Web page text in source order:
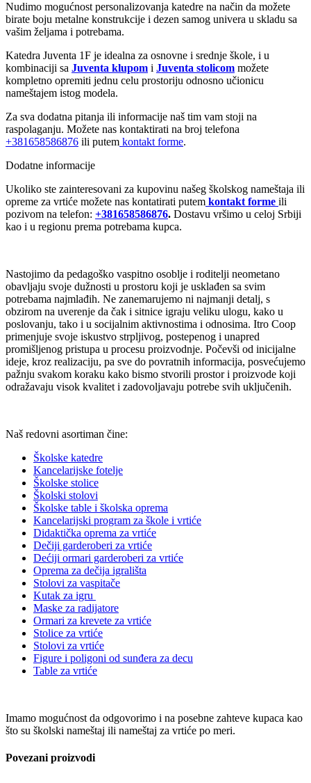
Nudimo mogućnost personalizovanja katedre na način da možete
birate boju metalne konstrukcije i dezen samog univera u skladu sa
vašim željama i potrebama.
Katedra Juventa 1F je idealna za osnovne i srednje škole, i u
kombinaciji sa Juventa klupom i Juventa stolicom možete
kompletno opremiti jednu celu prostoriju odnosno učionicu
nameštajem istog modela.
Za sva dodatna pitanja ili informacije naš tim vam stoji na
raspolaganju. Možete nas kontaktirati na broj telefona
+381658586876 ili putem kontakt forme.
Dodatne informacije
Ukoliko ste zainteresovani za kupovinu našeg školskog nameštaja ili
opreme za vrtiće možete nas kontatirati putem kontakt forme ili
pozivom na telefon: +381658586876. Dostavu vršimo u celoj Srbiji
kao i u regionu prema potrebama kupca.
Nastojimo da pedagoško vaspitno osoblje i roditelji neometano
obavljaju svoje dužnosti u prostoru koji je usklađen sa svim
potrebama najmlađih. Ne zanemarujemo ni najmanji detalj, s
obzirom na uverenje da čak i sitnice igraju veliku ulogu, kako u
poslovanju, tako i u socijalnim aktivnostima i odnosima. Itro Coop
primenjuje svoje iskustvo strpljivog, postepenog i unapred
promišljenog pristupa u procesu proizvodnje. Počevši od inicijalne
ideje, kroz realizaciju, pa sve do povratnih informacija, posvećujemo
pažnju svakom koraku kako bismo stvorili prostor i proizvode koji
odražavaju visok kvalitet i zadovoljavaju potrebe svih uključenih.
Naš redovni asortiman čine:
Školske katedre
Kancelarijske fotelje
Školske stolice
Školski stolovi
Školske table i školska oprema
Kancelarijski program za škole i vrtiće
Didaktička oprema za vrtiće
Dečiji garderoberi za vrtiće
Dećiji ormari garderoberi za vrtiće
Oprema za dečija igrališta
Stolovi za vaspitače
Kutak za igru
Maske za radijatore
Ormari za krevete za vrtiće
Stolice za vrtiće
Stolovi za vrtiće
Figure i poligoni od sunđera za decu
Table za vrtiće
Imamo mogućnost da odgovorimo i na posebne zahteve kupaca kao
što su školski nameštaj ili nameštaj za vrtiće po meri.
Povezani proizvodi